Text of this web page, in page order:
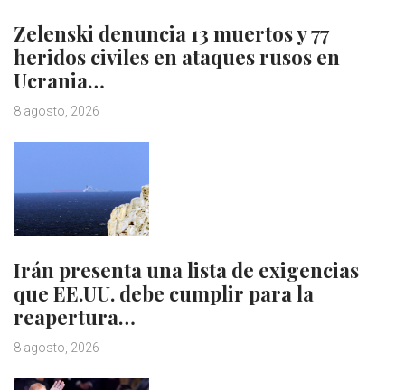
Zelenski denuncia 13 muertos y 77
heridos civiles en ataques rusos en
Ucrania…
8 agosto, 2026
Irán presenta una lista de exigencias
que EE.UU. debe cumplir para la
reapertura…
8 agosto, 2026